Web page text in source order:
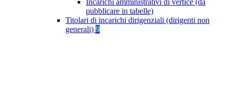
Incarichi amministrativi di vertice (da
pubblicare in tabelle)
Titolari di incarichi dirigenziali (dirigenti non
generali) 9